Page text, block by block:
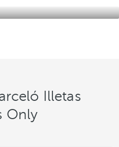
Illetas
Only